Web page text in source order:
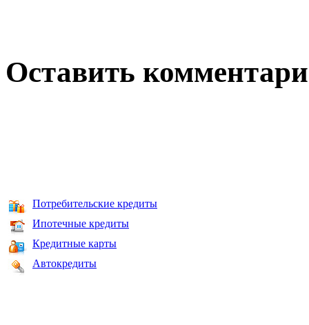
Оставить
Потребительские кредиты
Ипотечные кредиты
Кредитные карты
Автокредиты